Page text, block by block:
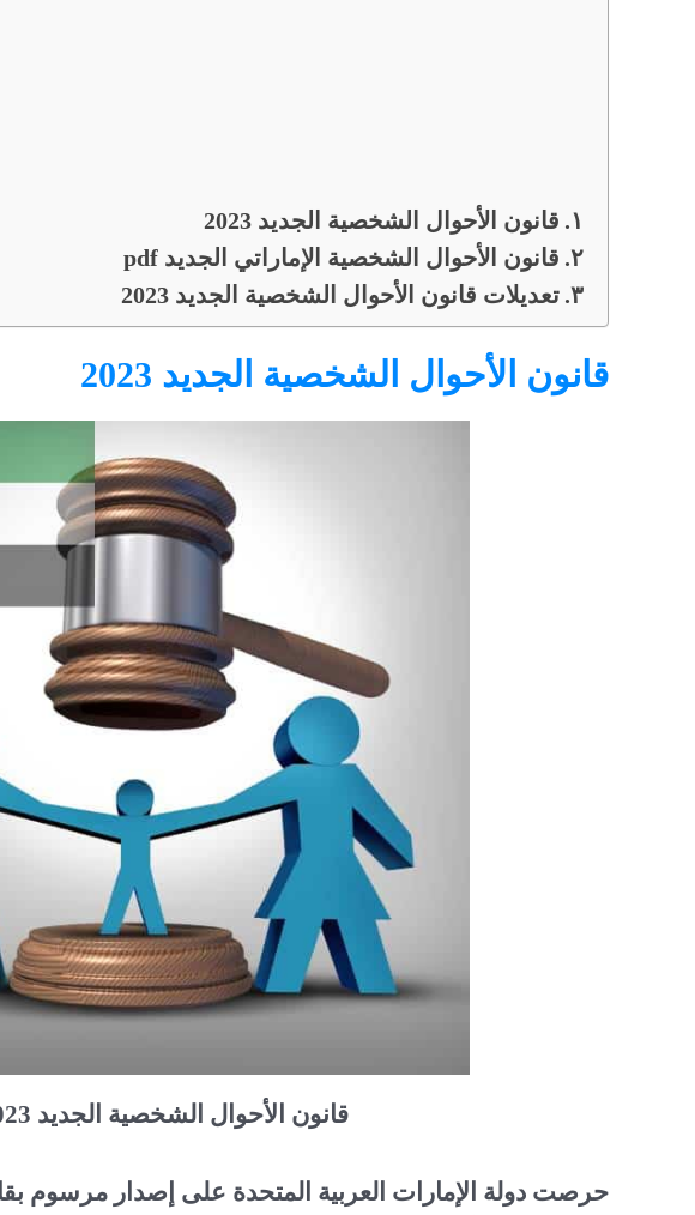
قانون الأحوال الشخصية الجديد 2023
قانون الأحوال الشخصية الإماراتي الجديد pdf
تعديلات قانون الأحوال الشخصية الجديد 2023
قانون الأحوال الشخصية الجديد 2023
قانون الأحوال الشخصية الجديد 2023 pdf